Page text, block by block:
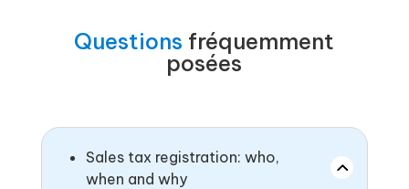
Questions fréquemment
posées
Sales tax registration: who,
when and why